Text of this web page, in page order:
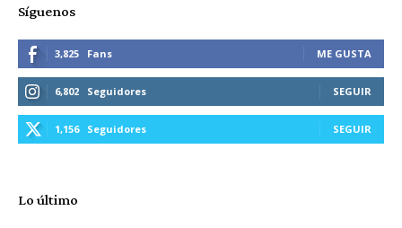
Síguenos
3,825 Fans ME GUSTA
6,802 Seguidores SEGUIR
1,156 Seguidores SEGUIR
Lo último